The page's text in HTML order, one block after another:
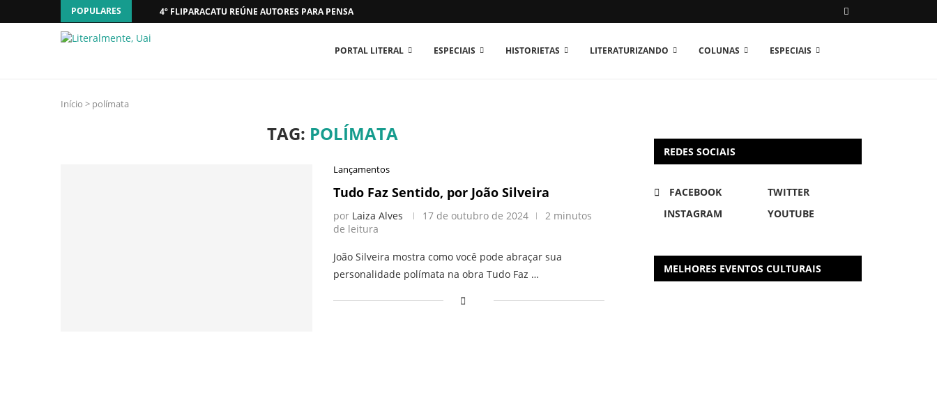
POPULARES 4º FLIPARACATU REÚNE AUTORES PARA PENSAR O MUNDO...
PORTAL LITERAL ESPECIAIS HISTORIETAS LITERATURIZANDO COLUNAS ESPECIAIS
Início > polímata
TAG: POLÍMATA
Lançamentos
Tudo Faz Sentido, por João Silveira
por Laiza Alves 17 de outubro de 2024
2 minutos
de leitura
João Silveira mostra como você pode abraçar sua
personalidade polímata na obra Tudo Faz …
REDES SOCIAIS
FACEBOOK
TWITTER
INSTAGRAM
YOUTUBE
MELHORES EVENTOS CULTURAIS